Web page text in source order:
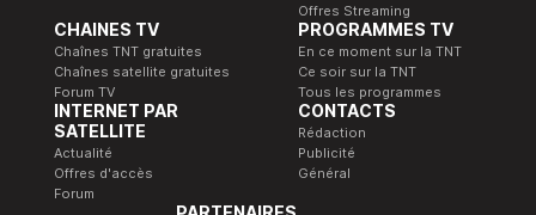
Offres Streaming
CHAINES TV
Chaînes TNT gratuites
Chaînes satellite gratuites
Forum TV
PROGRAMMES TV
En ce moment sur la TNT
Ce soir sur la TNT
Tous les programmes
INTERNET PAR
SATELLITE
Actualité
Offres d'accès
Forum
CONTACTS
Rédaction
Publicité
Général